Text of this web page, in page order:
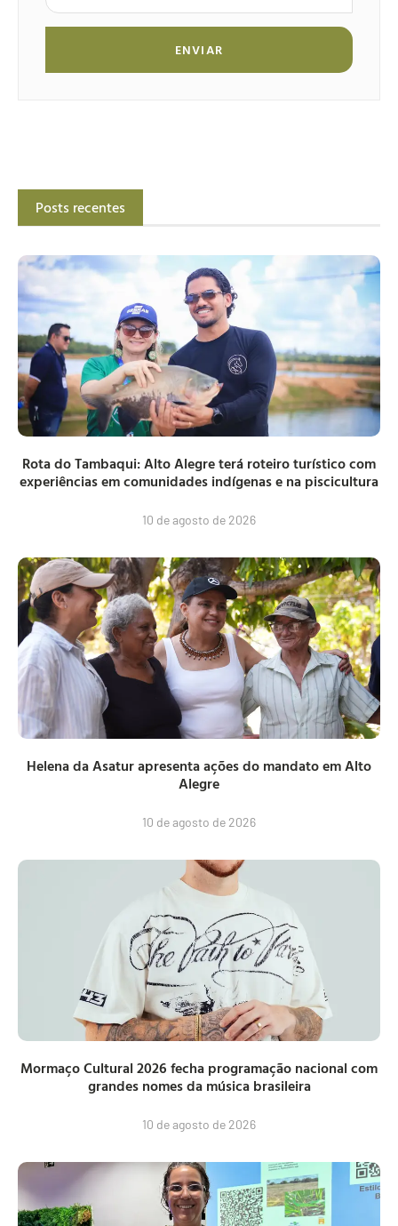
ENVIAR
Posts recentes
Rota do Tambaqui: Alto Alegre terá roteiro turístico com
experiências em comunidades indígenas e na piscicultura
10 de agosto de 2026
Helena da Asatur apresenta ações do mandato em Alto
Alegre
10 de agosto de 2026
Mormaço Cultural 2026 fecha programação nacional com
grandes nomes da música brasileira
10 de agosto de 2026